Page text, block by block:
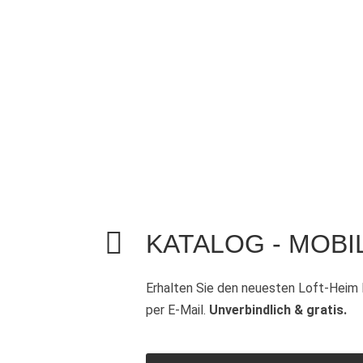
KATALOG -
Erhalten Sie den neuesten Loft-
per E-Mail. Unverbindlich & gratis.